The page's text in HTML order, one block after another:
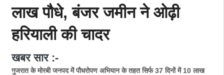
लाख पौधे, बंजर जमीन ने ओढ़ी
हरियाली की चादर
खबर सार :-
गुजरात के मोरबी जनपद में पौधरोपण अभियान के तहत सिर्फ 37 दिनों में 10 लाख